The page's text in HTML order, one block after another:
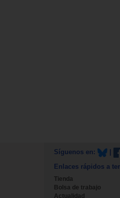
Síguenos en:
Enlaces rápidos a
Tienda
Bolsa de trabajo
Actualidad